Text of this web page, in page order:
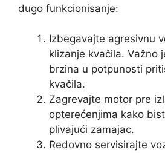
dugo funkcionisanje:
Izbegavajte agresivnu
klizanje kvačila. Važno
brzina u potpunosti
kvačila.
Zagrevajte motor pre
opterećenjima kako
plivajući zamajac.
Redovno servisirajte